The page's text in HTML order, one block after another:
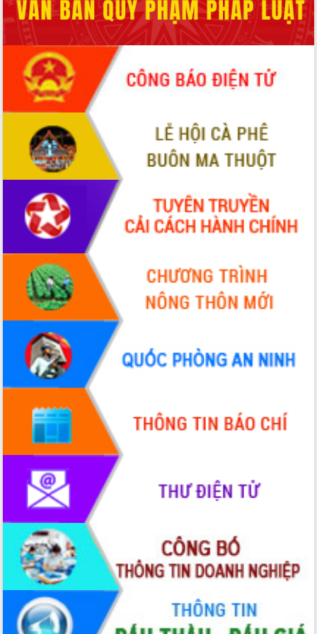
món ăn từ sầu riêng
Đắk Lắk công bố Quy hoạch và xúc
tiến đầu tư tỉnh
Ngành cá ngừ Đắk Lắk chủ động thích
ứng để giữ vững thị trường xuất khẩu
Diễn đàn Kinh tế tư nhân Việt Nam đột
phá cơ chế - Hợp tác công tư
Đề án 06 tạo bước ngoặt đột phá trong
cải cách hành chính tỉnh Đắk Lắk
Kết nối tour, đẩy mạnh chuyển đổi số
để phát triển du lịch Đắk Lắk
Khởi động Dự án Đầu tư xây dựng hạ
tầng kỹ thuật Cụm công nghiệp Tân
Tiến
Gặp mặt các cơ quan báo chí nhân Kỷ
niệm 101 năm Ngày Báo chí Cách
mạng Việt Nam
Đắk Lắk sơ kết 4 năm triển khai thực
hiện Đề án 06 của Chính phủ
Họp báo thông tin về Hội nghị Công bố
Quy hoạch và Xúc tiến đầu tư tỉnh Đắk
Khơi thông điểm nghẽn, đẩy nhanh
giải ngân vốn khắc phục thiên tai
HĐND tỉnh thông qua điều chỉnh Quy
hoạch tỉnh thời kỳ 2021-2030
Hội thảo góp ý hồ sơ điều chỉnh quy
hoạch tỉnh Đắk Lắk thời kỳ 2021-2030,
tầm nhìn đến năm 2050
Nâng cao hiệu quả hoạt động của các
doanh nghiệp nhà nước
Hội nghị triển khai kết nối mạng
truyền số liệu chuyên dùng phục vụ cơ
quan Đảng, Nhà nước
Lễ phát động chuỗi hoạt động chung
tay làm sạch môi trường
Xã Ea Kar bước chuyển mình trong
công tác cải cách hành chính mô hình
UBND tỉnh họp báo định kỳ tháng 4
năm 2026